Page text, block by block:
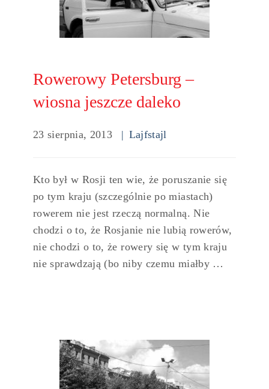
Rowerowy Petersburg –
wiosna jeszcze daleko
23 sierpnia, 2013 Lajfstajl
Kto był w Rosji ten wie, że poruszanie się
po tym kraju (szczególnie po miastach)
rowerem nie jest rzeczą normalną. Nie
chodzi o to, że Rosjanie nie lubią rowerów,
nie chodzi o to, że rowery się w tym kraju
nie sprawdzają (bo niby czemu miałby …